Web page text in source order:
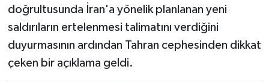
doğrultusunda İran'a yönelik planlanan yeni
saldırıların ertelenmesi talimatını verdiğini
duyurmasının ardından Tahran cephesinden dikkat
çeken bir açıklama geldi.